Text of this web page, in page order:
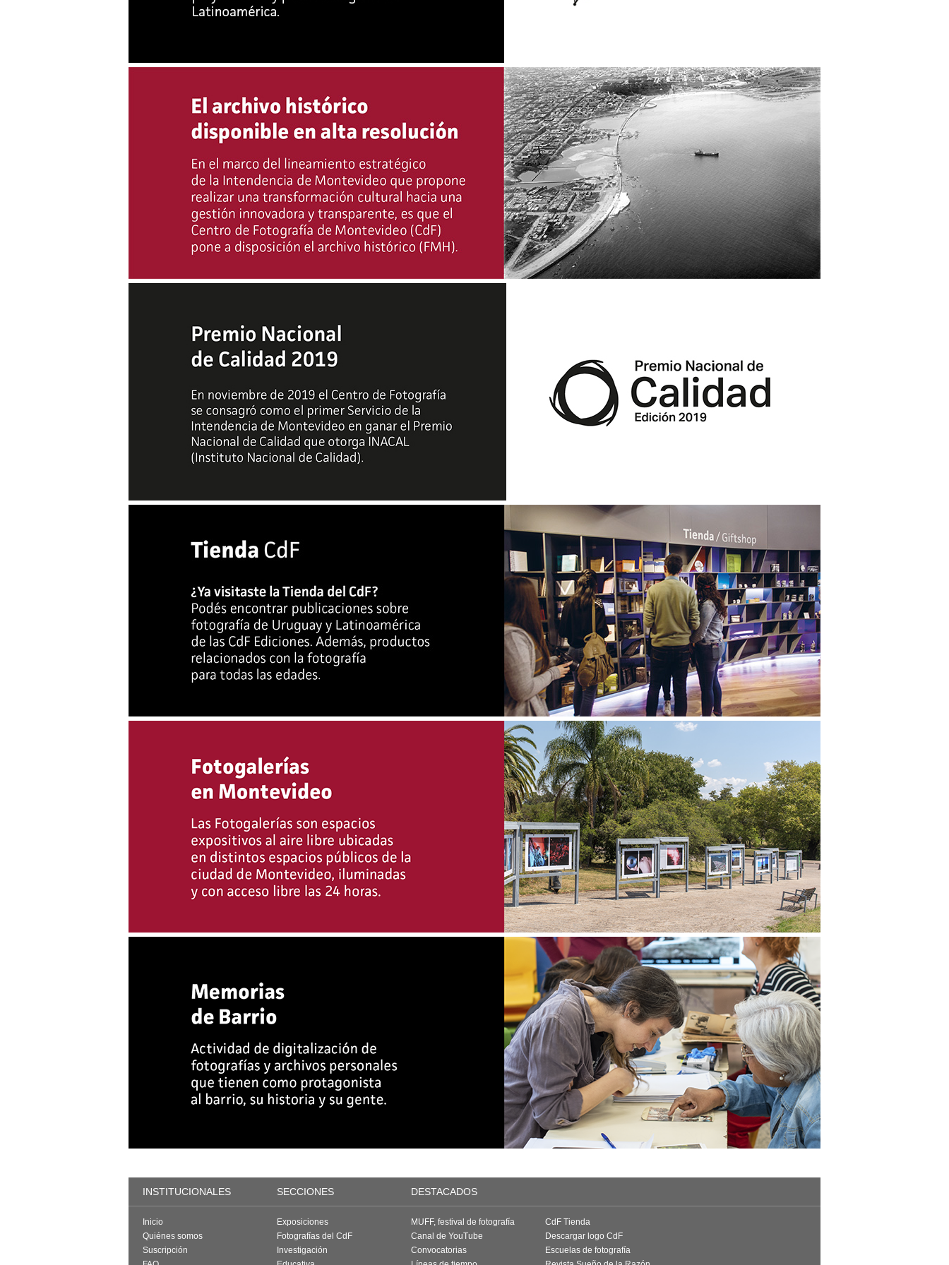
INSTITUCIONALES SECCIONES DESTACADOS
Inicio
Quiénes somos
Suscripción
Exposiciones
Fotografías del CdF
Investigación
MUFF, festival de fotografía
Canal de YouTube
Convocatorias
CdF Tienda
Descargar logo CdF
Escuelas de fotografía